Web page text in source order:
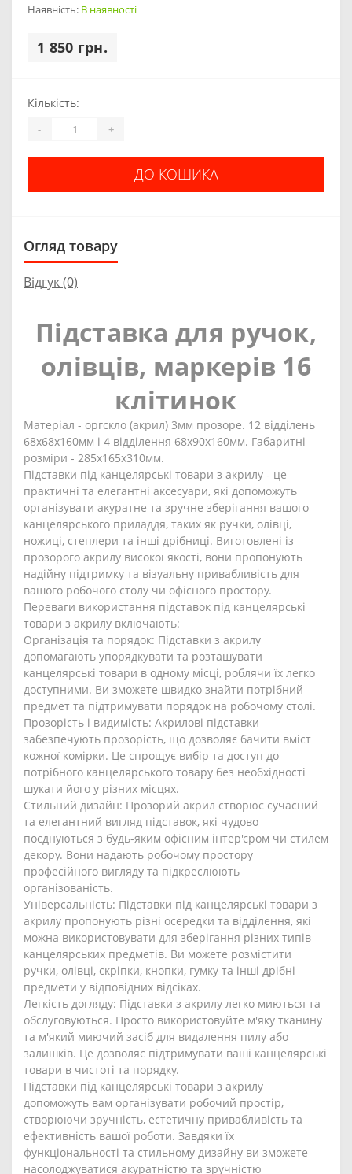
Наявність: В наявності
1 850 грн.
Кількість:
- +
ДО КОШИКА
Огляд товару
Відгук (0)
Підставка для ручок,
олівців, маркерів 16
клітинок
Матеріал - оргскло (акрил) 3мм прозоре. 12 відділень
68х68х160мм і 4 відділення 68х90х160мм. Габаритні
розміри - 285х165х310мм.
Підставки під канцелярські товари з акрилу - це
практичні та елегантні аксесуари, які допоможуть
організувати акуратне та зручне зберігання вашого
канцелярського приладдя, таких як ручки, олівці,
ножиці, степлери та інші дрібниці. Виготовлені із
прозорого акрилу високої якості, вони пропонують
надійну підтримку та візуальну привабливість для
вашого робочого столу чи офісного простору.
Переваги використання підставок під канцелярські
товари з акрилу включають:
Організація та порядок: Підставки з акрилу
допомагають упорядкувати та розташувати
канцелярські товари в одному місці, роблячи їх легко
доступними. Ви зможете швидко знайти потрібний
предмет та підтримувати порядок на робочому столі.
Прозорість і видимість: Акрилові підставки
забезпечують прозорість, що дозволяє бачити вміст
кожної комірки. Це спрощує вибір та доступ до
потрібного канцелярського товару без необхідності
шукати його у різних місцях.
Стильний дизайн: Прозорий акрил створює сучасний
та елегантний вигляд підставок, які чудово
поєднуються з будь-яким офісним інтер'єром чи стилем
декору. Вони надають робочому простору
професійного вигляду та підкреслюють
організованість.
Універсальність: Підставки під канцелярські товари з
акрилу пропонують різні осередки та відділення, які
можна використовувати для зберігання різних типів
канцелярських предметів. Ви можете розмістити
ручки, олівці, скріпки, кнопки, гумку та інші дрібні
предмети у відповідних відсіках.
Легкість догляду: Підставки з акрилу легко миються та
обслуговуються. Просто використовуйте м'яку тканину
та м'який миючий засіб для видалення пилу або
залишків. Це дозволяє підтримувати ваші канцелярські
товари в чистоті та порядку.
Підставки під канцелярські товари з акрилу
допоможуть вам організувати робочий простір,
створюючи зручність, естетичну привабливість та
ефективність вашої роботи. Завдяки їх
функціональності та стильному дизайну ви зможете
насолоджуватися акуратністю та зручністю